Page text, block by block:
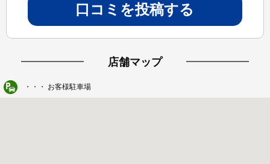
口コミを投稿する
店舗マップ
・・・ お客様駐車場